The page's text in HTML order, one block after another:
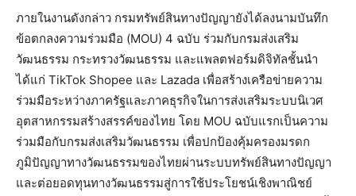
ภายในงานดังกล่าว กรมทรัพย์สินทางปัญญายังได้ลงนามบันทึก
ข้อตกลงความร่วมมือ (MOU) 4 ฉบับ ร่วมกับกรมส่งเสริม
วัฒนธรรม กระทรวงวัฒนธรรม และแพลตฟอร์มดิจิทัลชั้นนำ
ได้แก่ TikTok Shopee และ Lazada เพื่อสร้างเครือข่ายความ
ร่วมมือระหว่างภาครัฐและภาคธุรกิจในการส่งเสริมระบบนิเวศ
อุตสาหกรรมสร้างสรรค์ของไทย โดย MOU ฉบับแรกเป็นความ
ร่วมมือกับกรมส่งเสริมวัฒนธรรม เพื่อปกป้องคุ้มครองมรดก
ภูมิปัญญาทางวัฒนธรรมของไทยผ่านระบบทรัพย์สินทางปัญญา
และต่อยอดทุนทางวัฒนธรรมสู่การใช้ประโยชน์เชิงพาณิชย์